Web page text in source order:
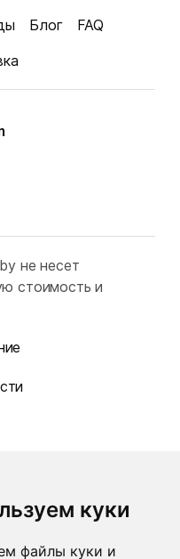
куки
файлы куки и
Блог
FAQ
не несет
стоимость и
Минск, пр-т Газеты